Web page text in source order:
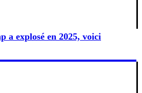
a explosé en 2025, voici